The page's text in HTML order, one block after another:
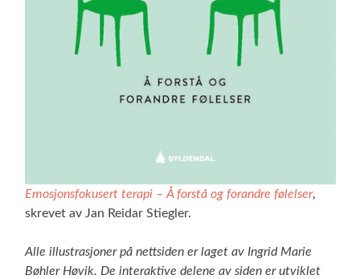
Emosjonsfokusert terapi – Å forstå og forandre følelser,
skrevet av Jan Reidar Stiegler.
Alle illustrasjoner på nettsiden er laget av Ingrid Marie
Bøhler Høvik. De interaktive delene av siden er utviklet